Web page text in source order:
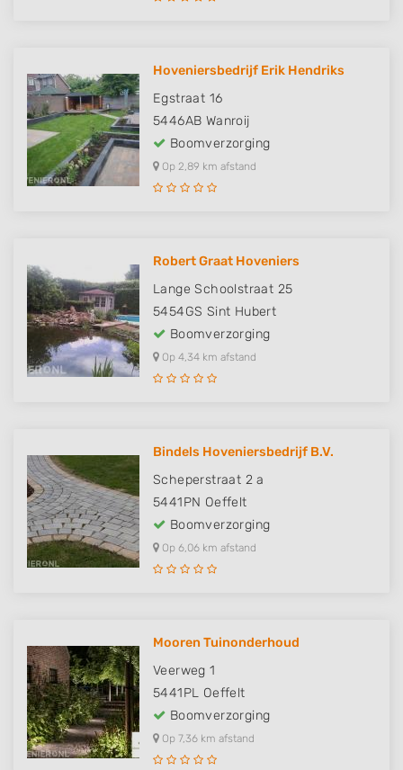
Hoveniersbedrijf Erik Hendriks
Egstraat 16
5446AB Wanroij
Boomverzorging
Op 2,89 km afstand
Robert Graat Hoveniers
Lange Schoolstraat 25
5454GS Sint Hubert
Boomverzorging
Op 4,34 km afstand
Bindels Hoveniersbedrijf B.V.
Scheperstraat 2 a
5441PN Oeffelt
Boomverzorging
Op 6,06 km afstand
Mooren Tuinonderhoud
Veerweg 1
5441PL Oeffelt
Boomverzorging
Op 7,36 km afstand